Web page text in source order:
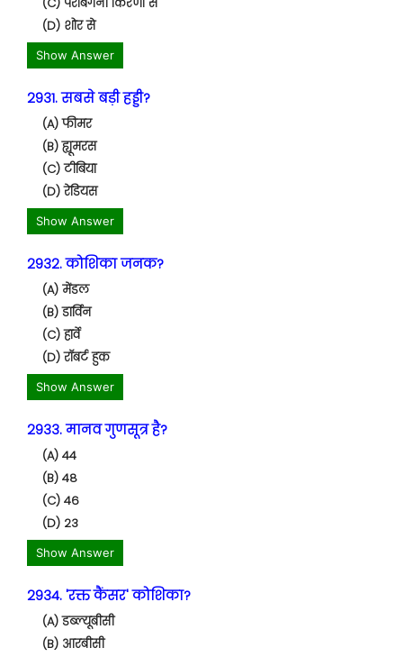
(D) शोर से
Show Answer
2931. सबसे बड़ी हड्डी?
(A) फीमर
(B) ह्यूमरस
(C) टीबिया
(D) रेडियस
Show Answer
2932. कोशिका जनक?
(A) मेंडल
(B) डार्विन
(C) हार्वे
(D) रॉबर्ट हुक
Show Answer
2933. मानव गुणसूत्र है?
(A) 44
(B) 48
(C) 46
(D) 23
Show Answer
2934. 'रक्त कैंसर' कोशिका?
(A) डब्ल्यूबीसी
(B) आरबीसी